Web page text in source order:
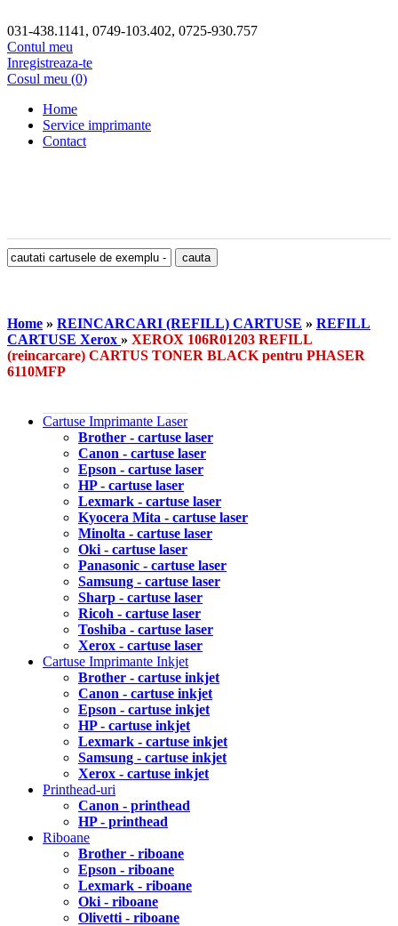
031-438.1141, 0749-103.402, 0725-930.757
Contul meu
Inregistreaza-te
Cosul meu (0)
Home
Service imprimante
Contact
Home » REINCARCARI (REFILL) CARTUSE » REFILL
CARTUSE Xerox » XEROX 106R01203 REFILL
(reincarcare) CARTUS TONER BLACK pentru PHASER
6110MFP
Cartuse Imprimante Laser
Brother - cartuse laser
Canon - cartuse laser
Epson - cartuse laser
HP - cartuse laser
Lexmark - cartuse laser
Kyocera Mita - cartuse laser
Minolta - cartuse laser
Oki - cartuse laser
Panasonic - cartuse laser
Samsung - cartuse laser
Sharp - cartuse laser
Ricoh - cartuse laser
Toshiba - cartuse laser
Xerox - cartuse laser
Cartuse Imprimante Inkjet
Brother - cartuse inkjet
Canon - cartuse inkjet
Epson - cartuse inkjet
HP - cartuse inkjet
Lexmark - cartuse inkjet
Samsung - cartuse inkjet
Xerox - cartuse inkjet
Printhead-uri
Canon - printhead
HP - printhead
Riboane
Brother - riboane
Epson - riboane
Lexmark - riboane
Oki - riboane
Olivetti - riboane